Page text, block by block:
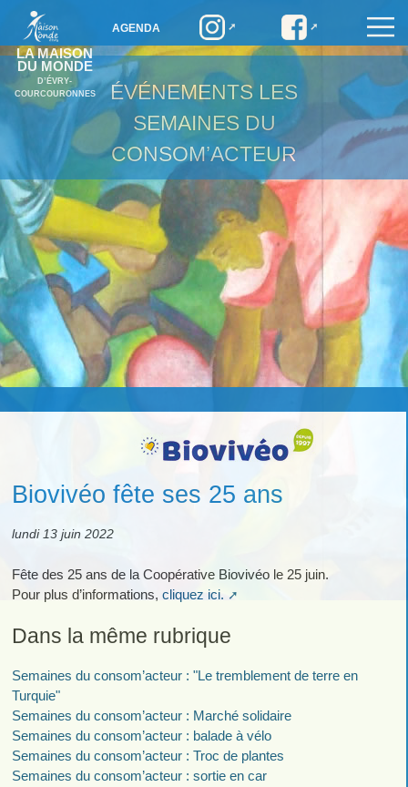
LA MAISON
DU MONDE
D’ÉVRY-
COURCOURONNES
AGENDA
ÉVÉNEMENTS LES
SEMAINES DU
CONSOM’ACTEUR
Biovivéo fête ses 25 ans
lundi 13 juin 2022
Fête des 25 ans de la Coopérative Biovivéo le 25 juin.
Pour plus d’informations, cliquez ici.
Dans la même rubrique
Semaines du consom’acteur : "Le tremblement de terre en
Turquie"
Semaines du consom’acteur : Marché solidaire
Semaines du consom’acteur : balade à vélo
Semaines du consom’acteur : Troc de plantes
Semaines du consom’acteur : sortie en car